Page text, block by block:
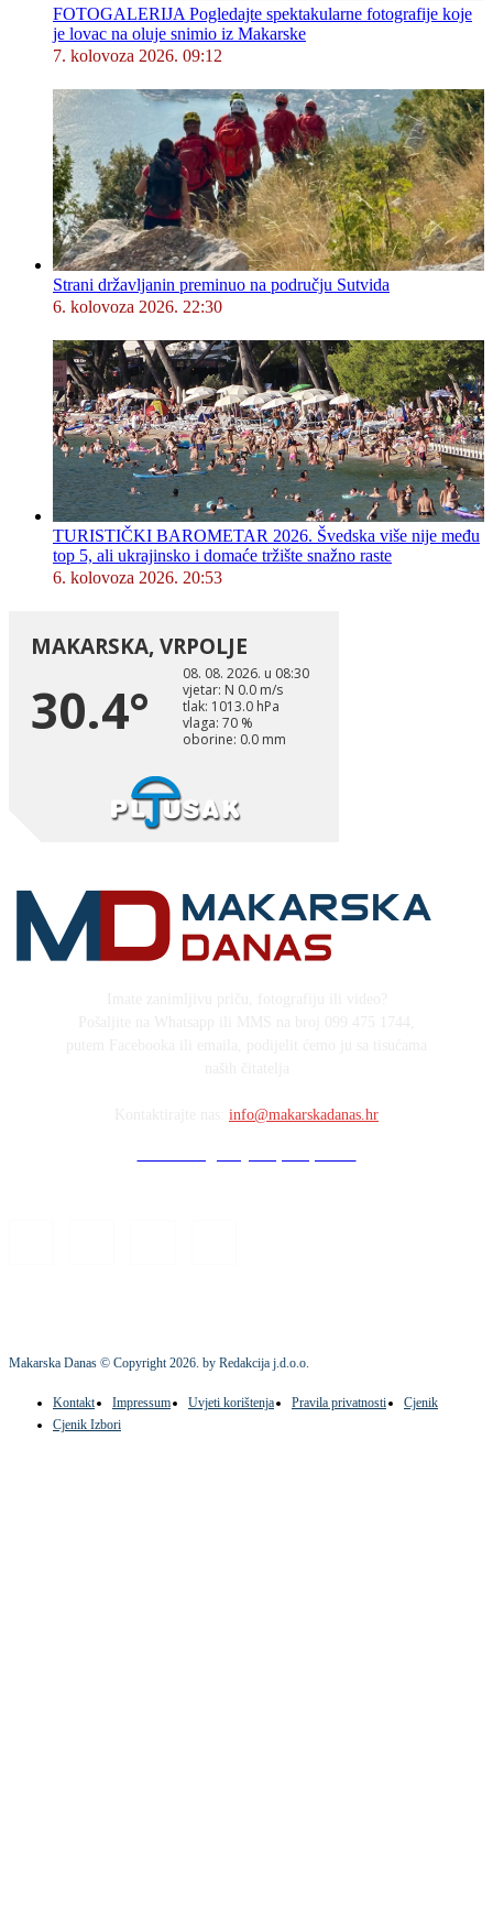
FOTOGALERIJA Pogledajte spektakularne fotografije koje
je lovac na oluje snimio iz Makarske
7. kolovoza 2026. 09:12
Strani državljanin preminuo na području Sutvida
6. kolovoza 2026. 22:30
TURISTIČKI BAROMETAR 2026. Švedska više nije među
top 5, ali ukrajinsko i domaće tržište snažno raste
6. kolovoza 2026. 20:53
info@makarskadanas.hr
Makarska Danas © Copyright2026. by Redakcija j.d.o.o.
Kontakt Impressum Uvjeti korištenja Pravila privatnosti
Cjenik
Cjenik Izbori